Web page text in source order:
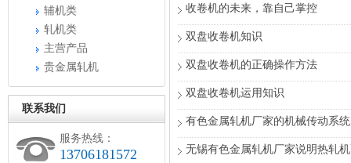
辅机类
轧机类
主营产品
贵金属轧机
联系我们
服务热线：
13706181572
收卷机的未来，靠自己掌控
双盘收卷机知识
双盘收卷机的正确操作方法
双盘收卷机运用知识
有色金属轧机厂家的机械传动系
无锡有色金属轧机厂家说明热轧